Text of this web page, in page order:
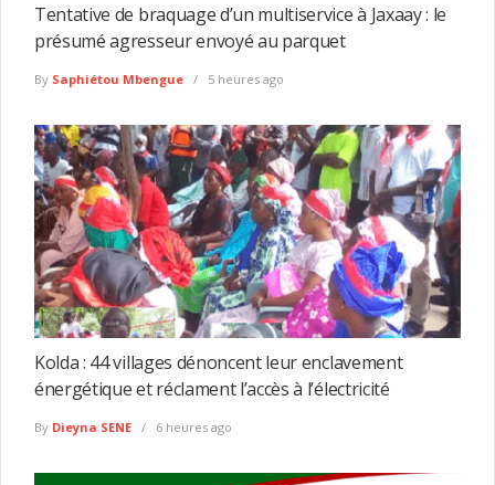
Tentative de braquage d’un multiservice à Jaxaay : le
présumé agresseur envoyé au parquet
By Saphiétou Mbengue 5 heures ago
Kolda : 44 villages dénoncent leur enclavement
énergétique et réclament l’accès à l’électricité
By Dieyna SENE 6 heures ago